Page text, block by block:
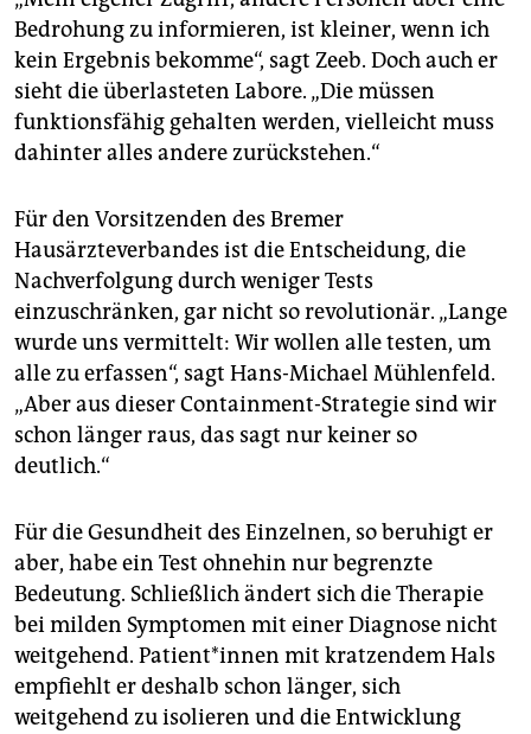
Bedrohung zu informieren, ist kleiner, wenn ich
kein Ergebnis bekomme“, sagt Zeeb. Doch auch er
sieht die überlasteten Labore. „Die müssen
funktionsfähig gehalten werden, vielleicht muss
dahinter alles andere zurückstehen.“
Für den Vorsitzenden des Bremer
Hausärzteverbandes ist die Entscheidung, die
Nachverfolgung durch weniger Tests
einzuschränken, gar nicht so revolutionär. „Lange
wurde uns vermittelt: Wir wollen alle testen, um
alle zu erfassen“, sagt Hans-Michael Mühlenfeld.
„Aber aus dieser Containment-Strategie sind wir
schon länger raus, das sagt nur keiner so
deutlich.“
Für die Gesundheit des Einzelnen, so beruhigt er
aber, habe ein Test ohnehin nur begrenzte
Bedeutung. Schließlich ändert sich die Therapie
bei milden Symptomen mit einer Diagnose nicht
weitgehend. Patient*innen mit kratzendem Hals
empfiehlt er deshalb schon länger, sich
weitgehend zu isolieren und die Entwicklung